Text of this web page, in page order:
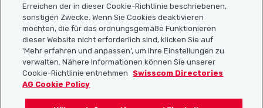
Nützliche Links
Localcities App herunterladen
Erreichen der in dieser Cookie-Richtlinie beschriebenen,
sonstigen Zwecke. Wenn Sie Cookies deaktivieren
möchten, die für das ordnungsgemäße Funktionieren
dieser Website nicht erforderlich sind, klicken Sie auf
'Mehr erfahren und anpassen', um Ihre Einstellungen zu
verwalten. Nähere Informationen können Sie unserer
Cookie-Richtlinie entnehmen
Swisscom Directories
AG Cookie Policy